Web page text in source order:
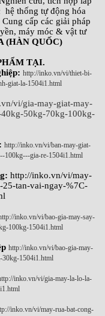
hệ thống tự động hóa
Cung cấp các giải pháp
máy móc & vật tư
(HÀN QUỐC)
TẠI.
http://inko.vn/vi/thiet-bi-
giat-la-1504i1.html
vi/gia-may-giat-may-
50kg-70kg-100kg-
http://inko.vn/vi/ban-may-giat-
100kg---gia-re-1504i1.html
http://inko.vn/vi/may-
tan-vai-ngay-%7C-
inko.vn/vi/bao-gia-may-say-
100kg-1504i1.html
http://inko.vn/vi/bao-gia-may-
30kg-1504i1.html
inko.vn/vi/gia-may-la-lo-la-
inko.vn/vi/may-rua-bat-cong-